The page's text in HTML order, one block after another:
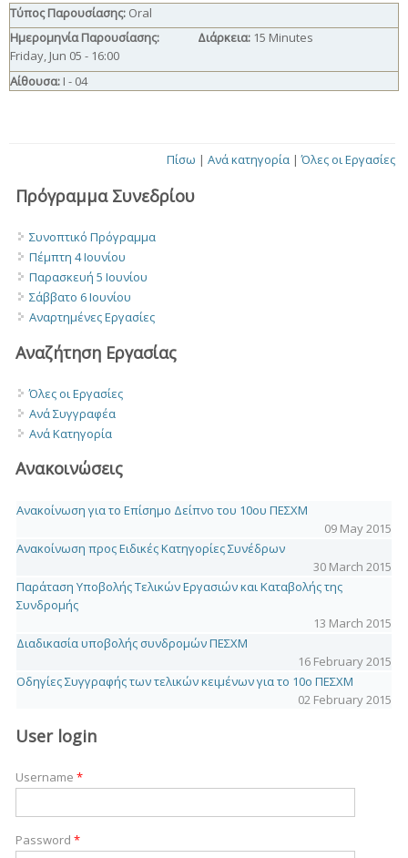
Τύπος Παρουσίασης: Oral
Ημερομηνία Παρουσίασης:
Friday, Jun 05 - 16:00
Διάρκεια: 15 Minutes
Αίθουσα: Ι - 04
Πίσω | Ανά κατηγορία|Όλες οι Εργασίες
Πρόγραμμα Συνεδρίου
Συνοπτικό Πρόγραμμα
Πέμπτη 4 Ιουνίου
Παρασκευή 5 Ιουνίου
Σάββατο 6 Ιουνίου
Αναρτημένες Εργασίες
Αναζήτηση Εργασίας
Όλες οι Εργασίες
Ανά Συγγραφέα
Ανά Κατηγορία
Ανακοινώσεις
Ανακοίνωση για το Επίσημο Δείπνο του 10ου ΠΕΣΧΜ
09 May 2015
Ανακοίνωση προς Ειδικές Κατηγορίες Συνέδρων
30 March 2015
Παράταση Υποβολής Τελικών Εργασιών και Καταβολής της
Συνδρομής
13 March 2015
Διαδικασία υποβολής συνδρομών ΠΕΣΧΜ
16 February 2015
Οδηγίες Συγγραφής των τελικών κειμένων για το 10o ΠΕΣΧΜ
02 February 2015
User login
Username *
Password *